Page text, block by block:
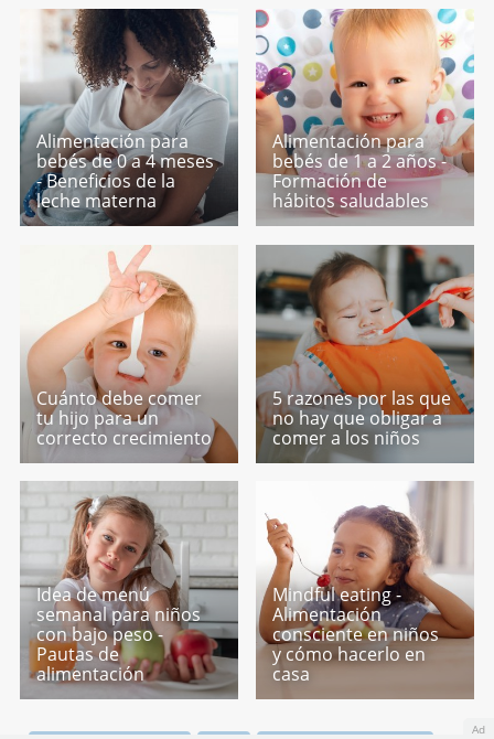
Alimentación para
bebés de 0 a 4 meses
- Beneficios de la
leche materna
Alimentación para
bebés de 1 a 2 años -
Formación de
hábitos saludables
Cuánto debe comer
tu hijo para un
correcto crecimiento
5 razones por las que
no hay que obligar a
comer a los niños
Idea de menú
semanal para niños
con bajo peso -
Pautas de
alimentación
Mindful eating -
Alimentación
consciente en niños
y cómo hacerlo en
casa
Ad